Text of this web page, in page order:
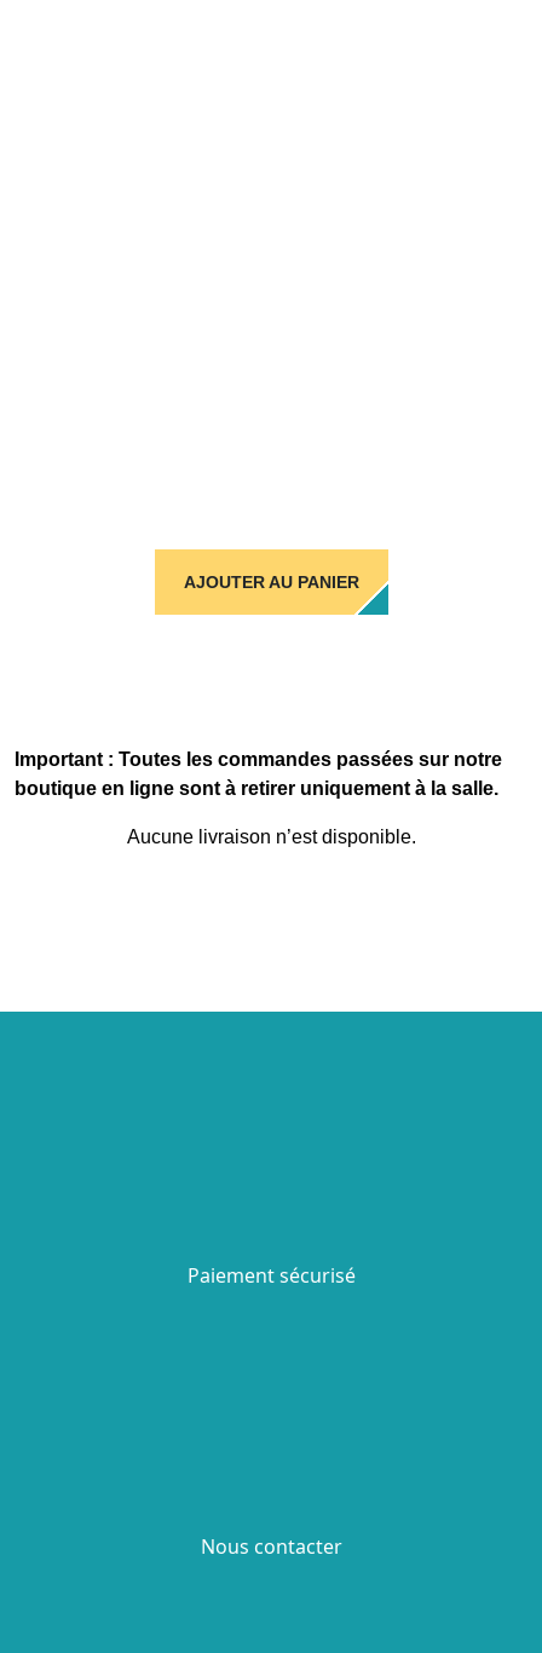
AJOUTER AU PANIER
Important : Toutes les commandes passées sur notre
boutique en ligne sont à retirer uniquement à la salle.
Aucune livraison n’est disponible.
Paiement sécurisé
Nous contacter